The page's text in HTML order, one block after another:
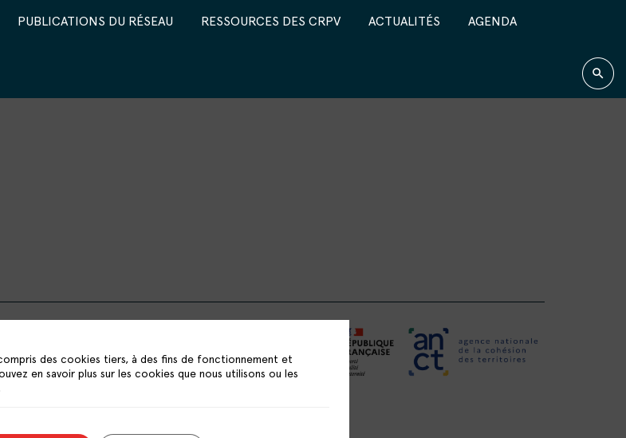
PUBLICATIONS DU RÉSEAU RESSOURCES DES CRPV ACTUALITÉS
AGENDA
LES CRPV
PUBLICATIONS
des cookies tiers, à des fins de fonctionnement et
en savoir plus sur les cookies que nous utilisons ou les